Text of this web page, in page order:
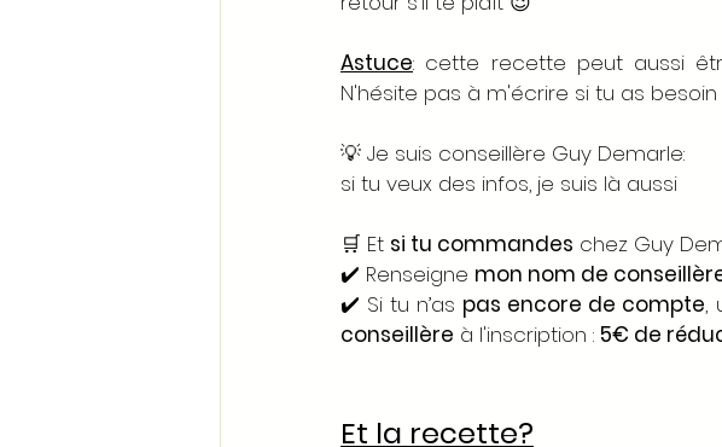
Astuce: cette recette peut aussi
N'hésite pas à m'écrire si tu as
💡 Je suis conseillère Guy Demarle:
si tu veux des infos, je suis là aussi
🛒 Et si tu commandes chez Guy
✔️ Renseigne mon nom de
✔️ Si tu n’as pas encore de compte,
conseillère à l'inscription : 5€ de
Et la recette?